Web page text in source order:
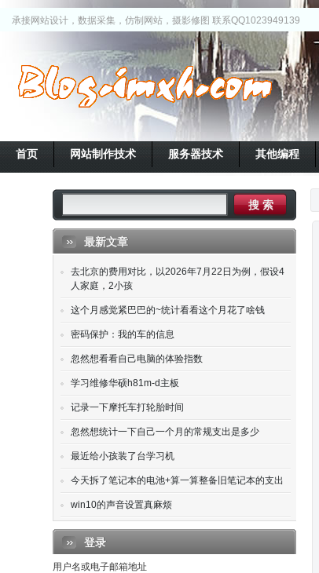
承接网站设计，数据采集，仿制网站，摄影修图 联系QQ1023949139
首页 网站制作技术 服务器技术 其他编程
最新文章
去北京的费用对比，以2026年7月22日为例，假设4
人家庭，2小孩
这个月感觉紧巴巴的~统计看看这个月花了啥钱
密码保护：我的车的信息
忽然想看看自己电脑的体验指数
学习维修华硕h81m-d主板
记录一下摩托车打轮胎时间
忽然想统计一下自己一个月的常规支出是多少
最近给小孩装了台学习机
今天拆了笔记本的电池+算一算整备旧笔记本的支出
win10的声音设置真麻烦
登录
用户名或电子邮箱地址